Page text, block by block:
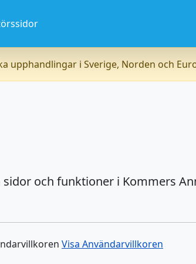
upphandlingar i Sverige, Norden och
och funktioner i Kommers
Visa Användarvillkoren